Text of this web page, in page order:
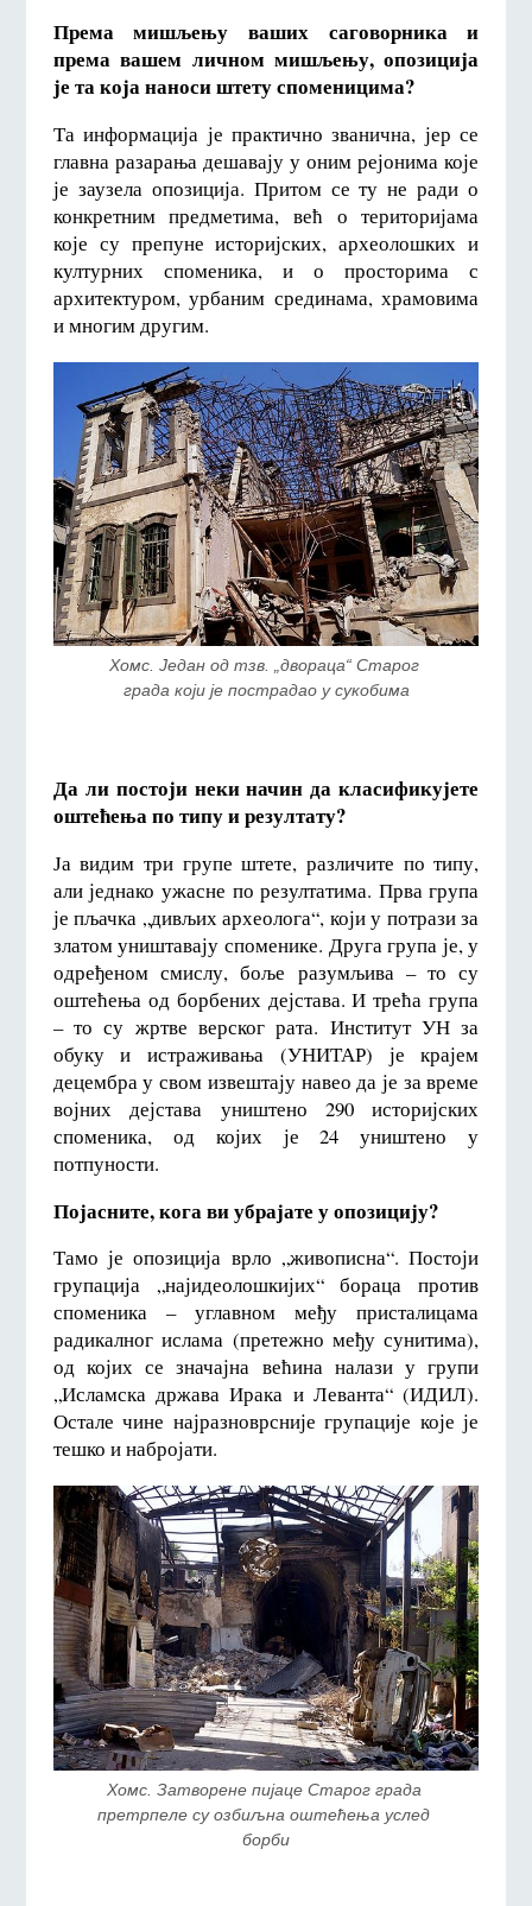
Према мишљењу ваших саговорника и
према вашем личном мишљењу, опозиција
је та која наноси штету споменицима?
Та информација је практично званична, јер се
главна разарања дешавају у оним рејонима које
је заузела опозиција. Притом се ту не ради о
конкретним предметима, већ о територијама
које су препуне историјских, археолошких и
културних споменика, и о просторима с
архитектуром, урбаним срединама, храмовима
и многим другим.
Хомс. Један од тзв. „двораца“ Старог
града који је пострадао у сукобима
Да ли постоји неки начин да класификујете
оштећења по типу и резултату?
Ја видим три групе штете, различите по типу,
али једнако ужасне по резултатима. Прва група
је пљачка „дивљих археолога“, који у потрази за
златом уништавају споменике. Друга група је, у
одређеном смислу, боље разумљива – то су
оштећења од борбених дејстава. И трећа група
– то су жртве верског рата. Институт УН за
обуку и истраживања (УНИТАР) је крајем
децембра у свом извештају навео да је за време
војних дејстава уништено 290 историјских
споменика, од којих је 24 уништено у
потпуности.
Појасните, кога ви убрајате у опозицију?
Тамо је опозиција врло „живописна“. Постоји
групација „најидеолошкијих“ бораца против
споменика – углавном међу присталицама
радикалног ислама (претежно међу сунитима),
од којих се значајна већина налази у групи
„Исламска држава Ирака и Леванта“ (ИДИЛ).
Остале чине најразноврсније групације које је
тешко и набројати.
Хомс. Затворене пијаце Старог града
претрпеле су озбиљна оштећења услед
борби